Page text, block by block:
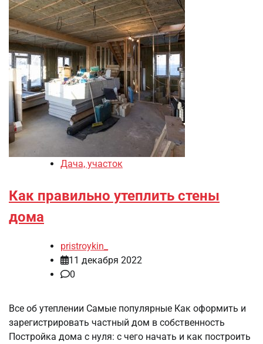
Дача, участок
Как правильно утеплить стены
дома
pristroykin_
11 декабря 2022
0
Все об утеплении Самые популярные Как оформить и
зарегистрировать частный дом в собственность
Постройка дома с нуля: с чего начать и как построить